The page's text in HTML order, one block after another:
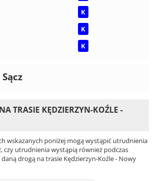
K
K
K
TRASIE KĘDZIERZYN-KOŹLE -
wskazanych poniżej mogą wystąpić utrudnienia
czy utrudnienia wystąpią również podczas
drogą na trasie Kędzierzyn-Koźle - Nowy